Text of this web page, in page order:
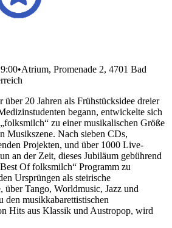
•Atrium, Promenade 2, 4701 Bad
20 Jahren als Frühstücksidee dreier
begann, entwickelte sich
zu einer musikalischen Größe
Musikszene. Nach sieben CDs,
Projekten, und über 1000 Live-
an der Zeit, dieses Jubiläum gebührend
Of folksmilch“ Programm zu
Ursprüngen als steirische
über Tango, Worldmusic, Jazz und
den musikkabarettistischen
Hits aus Klassik und Austropop, wird